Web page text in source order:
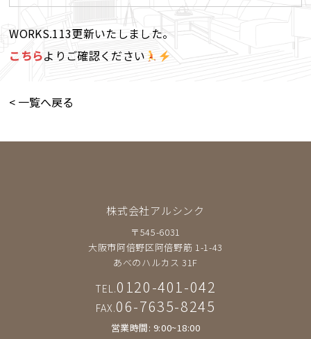
WORKS.113更新いたしました。
こちらよりご確認ください
< 一覧へ戻る
株式会社アルシンク
〒545-6031
大阪市阿倍野区阿倍野筋 1-1-43
あべのハルカス 31F
TEL.0120-401-042
FAX.06-7635-8245
営業時間: 9:00~18:00